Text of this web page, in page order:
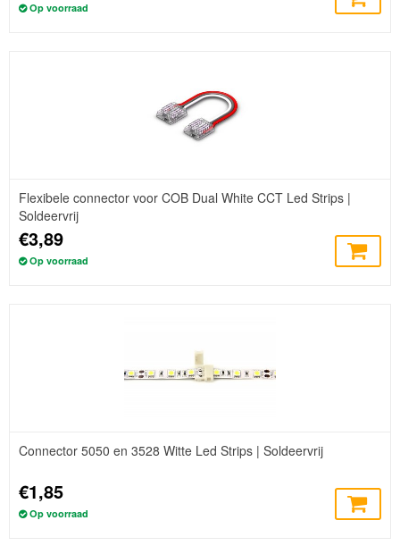
Op voorraad
Flexibele connector voor COB Dual White CCT Led Strips |
Soldeervrij
€3,89
Op voorraad
Connector 5050 en 3528 Witte Led Strips | Soldeervrij
€1,85
Op voorraad